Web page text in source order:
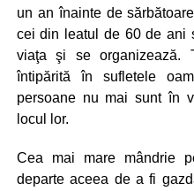
un an înainte de
cei din leatul de 60 de ani
viaţa şi se organizează.
întipărită în sufletele
persoane nu mai sunt în
locul lor.
Cea mai mare mândrie
departe aceea de a fi